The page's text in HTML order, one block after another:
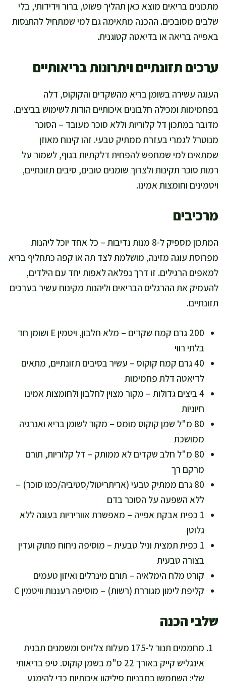
מתכונים בריאים מוצא כאן תהליך פשוט, ברור וידידותי, בלי
שלבים מסובכים. ההכנה מתאימה גם למי שמתחיל להתנסות
באפייה בריאה או בדיאטה קטוגנית.
ערכים תזונתיים ויתרונות בריאותיים
העוגה עשירה בשומן בריא מהשקדים והקוקוס, דלה
בפחמימות ומכילה חלבונים איכותיים הודות לשימוש בביצים.
מדובר במתכון דל קלוריות וללא סוכר מעובד – הסוכר
מנוטרל לגמרי בעזרת ממתיק טבעי. זהו קינוח מאוזן
שמתאים למי שמחפש להפחית דלקתיות בגוף, לשמור על
רמות סוכר תקינות ולצרוך שומנים טובים, סיבים תזונתיים,
ויטמינים וחומצות אמינו.
מרכיבים
המתכון מספיק ל-8 מנות נדיבות – כל אחד יוכל ליהנות
מפרוסת עוגה מזינה, מושלמת לצד תה או קפה כתחליף בריא
למאפים הרגילים. זו דרך נפלאה לאפות יחד עם הילדים,
להעמיק את ההרגלים הבריאים וליהנות מקינוח עשיר בערכים
תזונתיים.
200 גרם קמח שקדים – מלא חלבון, ויטמין E ושומן חד
בלתי רווי
40 גרם קמח קוקוס – עשיר בסיבים תזונתיים, מתאים
לדיאטה דלת פחמימות
4 ביצים גדולות – מקור מצוין לחלבון ולחומצות אמינו
חיוניות
80 מ"ל שמן קוקוס מומס – מקור לשומן בריא ואנרגיה
ממושכת
80 מ"ל חלב שקדים לא ממותק – דל קלוריות, תורם
מרקם רך
80 גרם ממתיק טבעי (אריתריטול/סטיביה/כמו סוכר) –
ללא השפעה על הסוכר בדם
1 כפית אבקת אפייה – מאפשרת אווריריות בעוגה ללא
גלוטן
1 כפית תמצית וניל טבעית – מוסיפה ניחוח מתוק ועדין
בצורה טבעית
קורט מלח הימלאיה – תורם מינרלים ואיזון טעמים
קליפת לימון מגוררת (רשות) – מוסיפה רעננות וויטמין C
שלבי הכנה
מחממים תנור ל-175 מעלות צלזיוס ומשמנים תבנית
אינגליש קייק באורך 22 ס"מ בשמן קוקוס. טיפ בריאותי
שלי: השתמשו בתבניות סיליקון איכותיות כדי להימנע